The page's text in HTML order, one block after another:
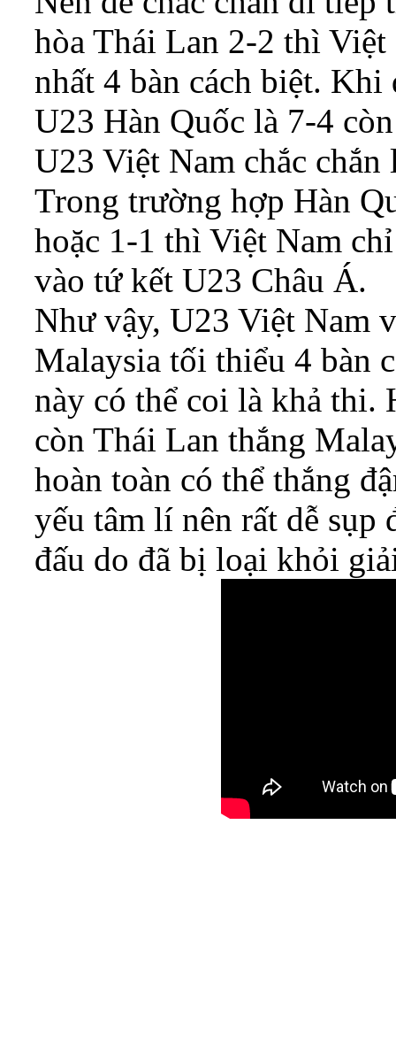
hòa Thái Lan 2-2 thì
nhất 4 bàn cách biệt. Khi
U23 Hàn Quốc là 7-4
U23 Việt Nam chắc
Trong trường hợp Hàn
hoặc 1-1 thì Việt Nam
vào tứ kết U23 Châu Á.
Như vậy, U23 Việt Nam
Malaysia tối thiểu 4 bàn
này có thể coi là khả thi.
còn Thái Lan thắng
hoàn toàn có thể thắng
yếu tâm lí nên rất dễ sụp
đấu do đã bị loại khỏi